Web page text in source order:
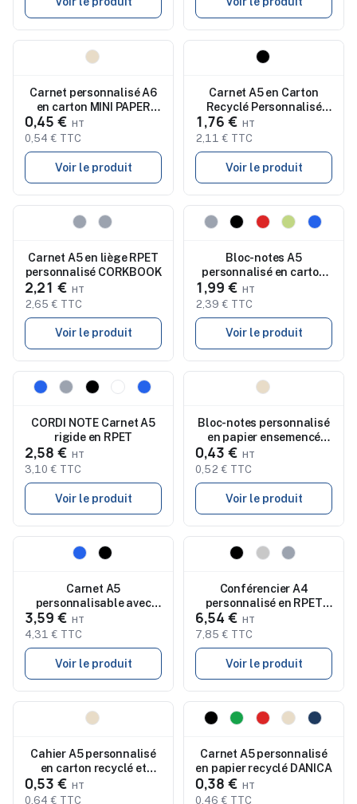
Carnet personnalisé A6
en carton MINI PAPER
BOOK
0,45 €
0,54 € TTC
Voir le produit
Carnet A5 en Carton
Recyclé Personnalisé
STEIN
1,76 €
2,11 € TTC
Voir le produit
Carnet A5 en liège RPET
personnalisé CORKBOOK
2,21 €
2,65 € TTC
Voir le produit
Nouveau
Bloc-notes A5
personnalisé en carton
de lait recyclé YORIS
1,99 €
2,39 € TTC
Voir le produit
Nouveau
CORDI NOTE Carnet A5
rigide en RPET
2,58 €
3,10 € TTC
Voir le produit
Bloc-notes personnalisé
en papier ensemencé
recyclé GARO
0,43 €
0,52 € TTC
Voir le produit
Carnet A5
personnalisable avec
stylo NOTAPLUS
3,59 €
4,31 € TTC
Voir le produit
Nouveau
Conférencier A4
personnalisé en RPET
chiné SAMAR
6,54 €
7,85 € TTC
Voir le produit
Cahier A5 personnalisé
en carton recyclé et
papier FSC BORGES
0,53 €
0,64 € TTC
Nouveau
Carnet A5 personnalisé
en papier recyclé DANICA
0,38 €
0,46 € TTC